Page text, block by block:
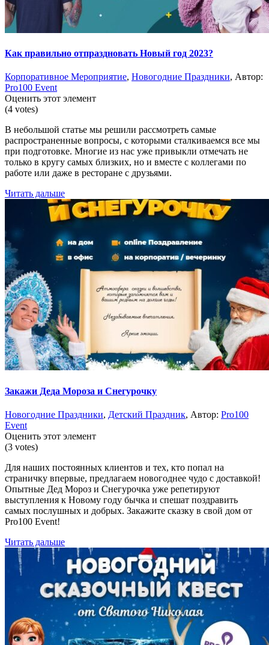
Как правильно отпраздновать Новый год 2023?
Корпоративное Мероприятие, Новогодние Праздники, Автор:
Pro100 Event
Оценить этот элемент
(4 votes)
В небольшой статье мы решили рассмотреть самые
распространенные вопросы, с которыми сталкиваемся все мы
при подготовке. Многие из нас уже привыкли отмечать не
только в кругу самых близких, но и вместе с коллегами по
работе или даже в ресторане с друзьями.
Читать дальше
Закажи Деда Мороза и Снегурочку
Новогодние Праздники, Детский Праздник, Автор: Pro100
Event
Оценить этот элемент
(3 votes)
Для наших постоянных клиентов и тех, кто попал на
страничку впервые, предлагаем новогоднее чудо с доставкой!
Опытные Дед Мороз и Снегурочка уже репетируют
выступления к Новому году бычка и спешат поздравить
самых послушных и добрых. Закажите сказку в свой дом от
Pro100 Event!
Читать дальше